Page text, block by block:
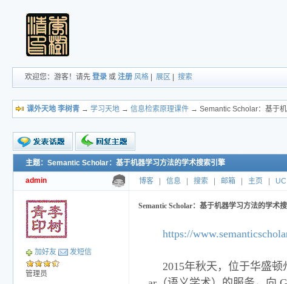
欢迎您：游客！请先登录 或注册 风格 |展区 |搜索
课外天地 李树青 →学习天地 →信息检索原理课件 → Semantic Scholar：基于
新的主题
投票帖
交易帖
小字报
主题：Semantic Scholar：基于机器学习方法的学术搜索引擎
admin 博客 信息 搜索 邮箱 主页 UC
加好友 发短信
管理员
Semantic Scholar：基于机器学习方法的学术
https://
2015年秋天，位于华盛